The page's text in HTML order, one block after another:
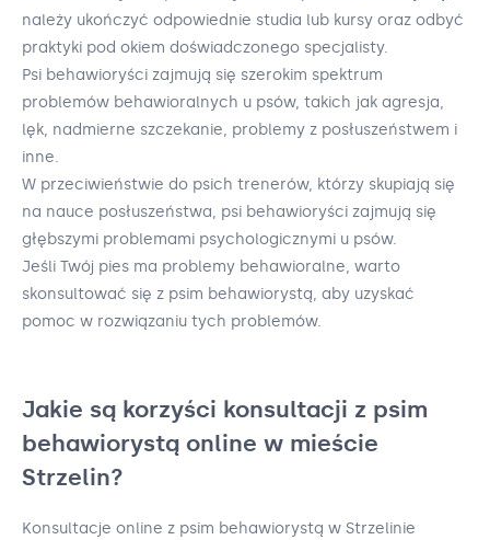
należy ukończyć odpowiednie studia lub kursy oraz odbyć
praktyki pod okiem doświadczonego specjalisty.
Psi behawioryści zajmują się szerokim spektrum
problemów behawioralnych u psów, takich jak agresja,
lęk, nadmierne szczekanie, problemy z posłuszeństwem i
inne.
W przeciwieństwie do psich trenerów, którzy skupiają się
na nauce posłuszeństwa, psi behawioryści zajmują się
głębszymi problemami psychologicznymi u psów.
Jeśli Twój pies ma problemy behawioralne, warto
skonsultować się z psim behawiorystą, aby uzyskać
pomoc w rozwiązaniu tych problemów.
Jakie są korzyści konsultacji z psim
behawiorystą online w mieście
Strzelin?
Konsultacje online z psim behawiorystą w Strzelinie